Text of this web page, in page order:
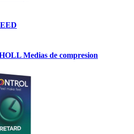
Medias de compresion